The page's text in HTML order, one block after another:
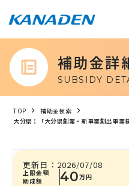
補助金詳
SUBSIDY
TOP
補助金検索
大分県：「大分県創業・新事業創出事業
上限金額
助成額
40万円
更新日： 2026/07/08